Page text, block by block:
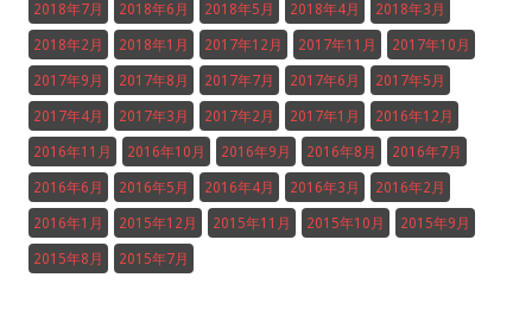
2018年7月 2018年6月 2018年5月 2018年4月 2018年3月
2018年2月 2018年1月 2017年12月 2017年11月 2017年10月
2017年9月 2017年8月 2017年7月 2017年6月 2017年5月
2017年4月 2017年3月 2017年2月 2017年1月 2016年12月
2016年11月 2016年10月 2016年9月 2016年8月 2016年7月
2016年6月 2016年5月 2016年4月 2016年3月 2016年2月
2016年1月 2015年12月 2015年11月 2015年10月 2015年9月
2015年8月 2015年7月